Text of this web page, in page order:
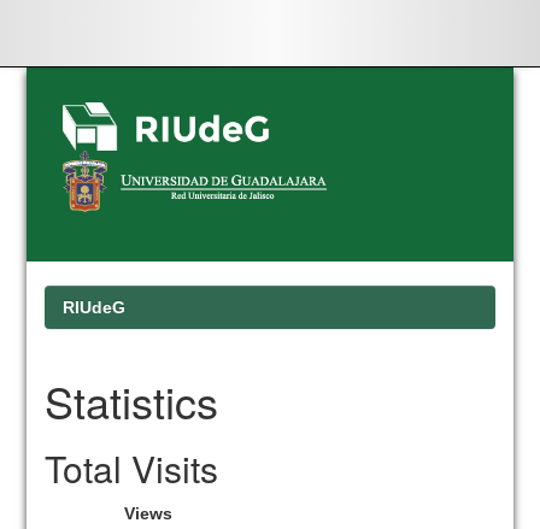
Skip
navigation
RIUdeG
Statistics
Total Visits
Views